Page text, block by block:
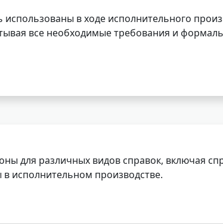
в ходе исполнительного
все необходимые требования и
для различных видов справок, включая
исполнительном производстве.